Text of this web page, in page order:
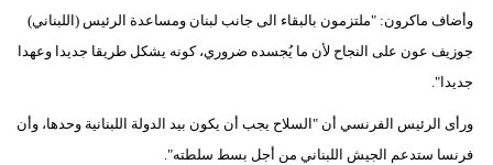
فيديو
وأضاف ماكرون: "ملتزمون بالبقاء الى جانب لبنان ومساعدة الرئيس (اللبناني)
جوزيف عون على النجاح لأن ما يُجسده ضروري، كونه يشكل طريقا جديدا وعهدا
جديدا".
ورأى الرئيس الفرنسي أن "السلاح يجب أن يكون بيد الدولة اللبنانية وحدها، وأن
فرنسا ستدعم الجيش اللبناني من أجل بسط سلطته".